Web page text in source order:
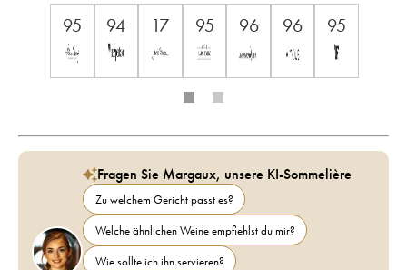
95 94 17 95 96 96 95
Fragen Sie Margaux, unsere KI-Sommelière
Zu welchem Gericht passt es?
Welche ähnlichen Weine empfiehlst du mir?
Wie sollte ich ihn servieren?